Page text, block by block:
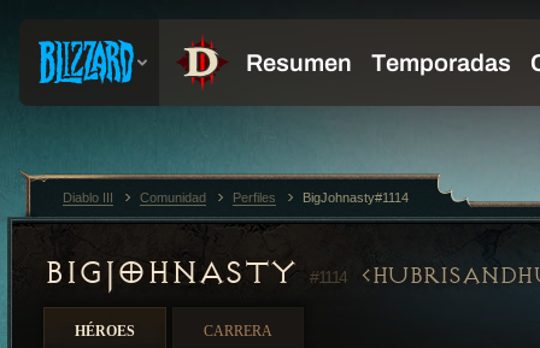
BIGJOHNASTY #1114
HÉROES CARRERA
Diablo III Comunidad Perfiles BigJohnasty#1114